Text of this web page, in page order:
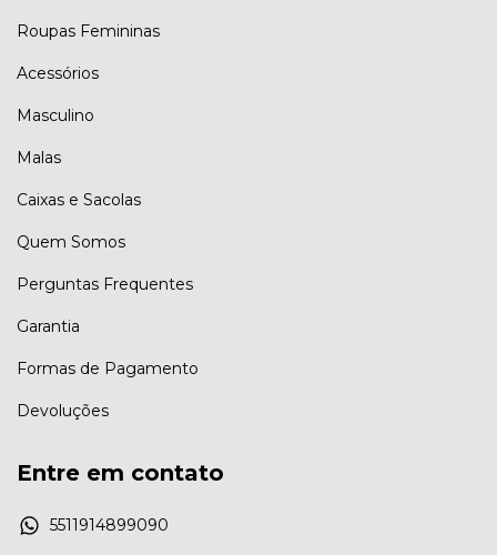
Roupas Femininas
Acessórios
Masculino
Malas
Caixas e Sacolas
Quem Somos
Perguntas Frequentes
Garantia
Formas de Pagamento
Devoluções
Entre em contato
5511914899090